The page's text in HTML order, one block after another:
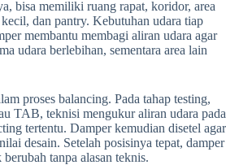
bisa memiliki ruang rapat, koridor, area
dan pantry. Kebutuhan udara tiap
membantu membagi aliran udara agar
udara berlebihan, sementara area lain
proses balancing. Pada tahap testing,
TAB, teknisi mengukur aliran udara pada
tertentu. Damper kemudian disetel agar
desain. Setelah posisinya tepat, damper
tanpa alasan teknis.